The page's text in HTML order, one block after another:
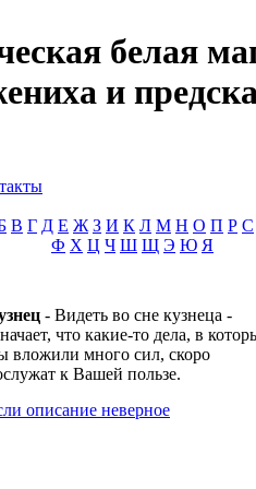
белая
и
В Г Д Е Ж З И К Л М Н О П Р С
Ф Х Ц Ч Ш Щ Э Ю Я
- Видеть во сне кузнеца -
что какие-то дела, в
вложили много сил, скоро
к Вашей пользе.
описание неверное